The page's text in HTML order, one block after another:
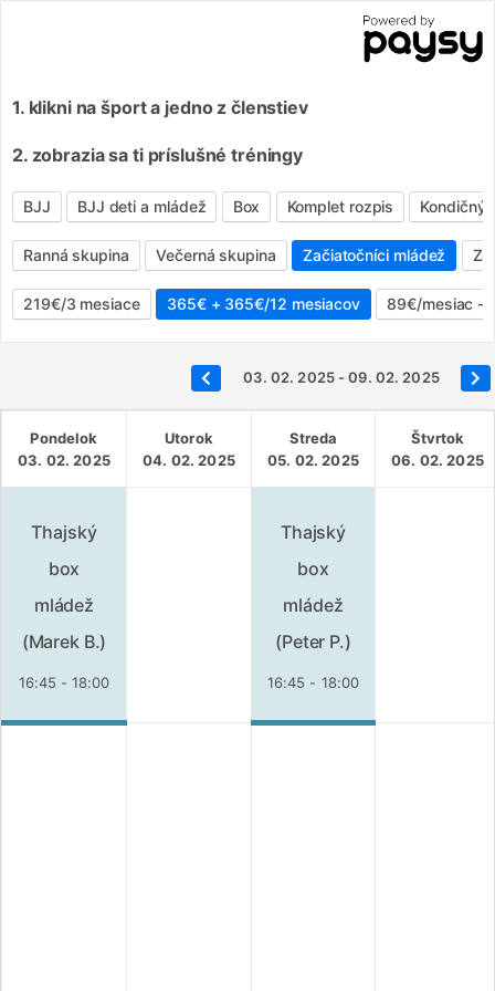
1. klikni na šport a jedno z členstiev
2. zobrazia sa ti príslušné tréningy
BJJ BJJ deti a mládež Box Komplet rozpis Kondičný
Ranná skupina Večerná skupina Začiatočníci mládež
219€/3 mesiace 365€ + 365€/12 mesiacov 89€/mesiac -
03. 02. 2025 - 09. 02. 2025
Pondelok
03. 02. 2025
Utorok
04. 02. 2025
Streda
05. 02. 2025
Štvrtok
06. 02. 2025
Thajský
box
mládež
(Marek B.)
16:45 - 18:00
Thajský
box
mládež
(Peter P.)
16:45 - 18:00